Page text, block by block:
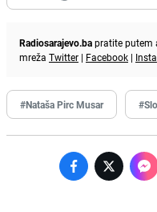
Radiosarajevo.bapratite putem
mreža Twitter | Facebook |
#Nataša Pirc Musar